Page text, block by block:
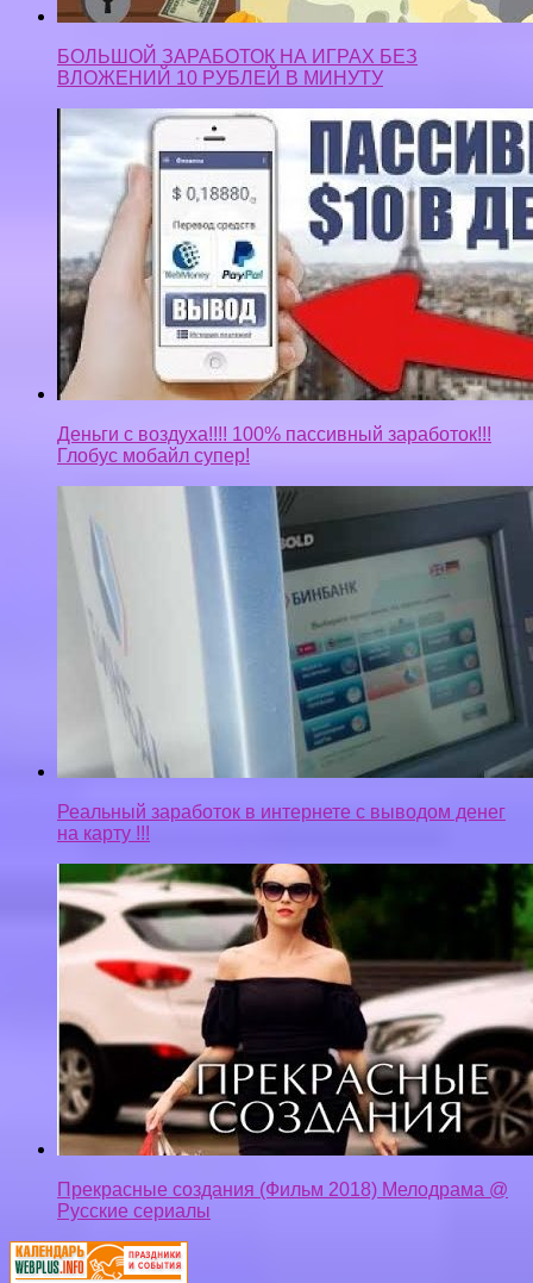
БОЛЬШОЙ ЗАРАБОТОК НА ИГРАХ БЕЗ
ВЛОЖЕНИЙ 10 РУБЛЕЙ В МИНУТУ
Деньги с воздуха!!!! 100% пассивный заработок!!!
Глобус мобайл супер!
Реальный заработок в интернете с выводом денег
на карту !!!
Прекрасные создания (Фильм 2018) Мелодрама @
Русские сериалы